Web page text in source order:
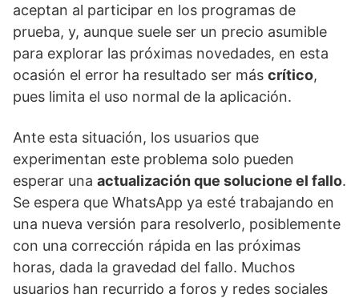
aceptan al participar en los programas de
prueba, y, aunque suele ser un precio asumible
para explorar las próximas novedades, en esta
ocasión el error ha resultado ser más crítico,
pues limita el uso normal de la aplicación.
Ante esta situación, los usuarios que
experimentan este problema solo pueden
esperar una actualización que solucione el fallo.
Se espera que WhatsApp ya esté trabajando en
una nueva versión para resolverlo, posiblemente
con una corrección rápida en las próximas
horas, dada la gravedad del fallo. Muchos
usuarios han recurrido a foros y redes sociales